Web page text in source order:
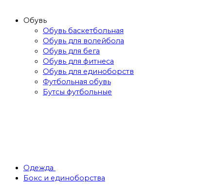
Обувь
Обувь баскетбольная
Обувь для волейбола
Обувь для бега
Обувь для фитнеса
Обувь для единоборств
Футбольная обувь
Бутсы футбольные
Одежда
Бокс и единоборства